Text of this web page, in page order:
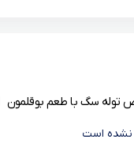
نشده است